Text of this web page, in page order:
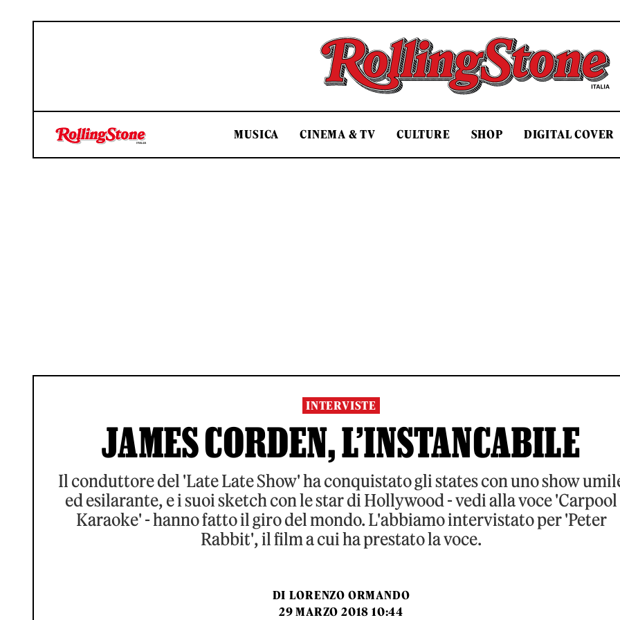
Rolling Stone Italia
MUSICA CINEMA & TV CULTURE SHOP DIGITAL COVER
INTERVISTE
JAMES CORDEN, L’INSTANCABILE
Il conduttore del 'Late Late Show' ha conquistato gli states con uno show
ed esilarante, e i suoi sketch con le star di Hollywood - vedi alla voce 'Carpool
Karaoke' - hanno fatto il giro del mondo. L'abbiamo intervistato per 'Peter
Rabbit', il film a cui ha prestato la voce.
DI LORENZO ORMANDO
29 MARZO 2018 10:44